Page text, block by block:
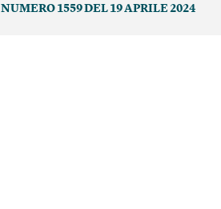
NUMERO 1559 DEL 19 APRILE 2024